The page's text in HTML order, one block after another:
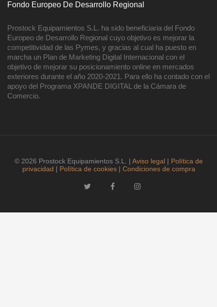
Fondo Europeo De Desarrollo Regional
Prostock Equipamientos S.L. ha sido beneficiaria del Fondo
Europeo de Desarrollo Regional cuyo objetivo es mejorar la
competitividad de las Pymes, y gracias al cual ha puesto en
marcha un Plan de Marketing Digital Internacional con el
objetivo de mejorar su posicionamiento online en mercados
exteriores durante el año 2020-2021. Para ello ha contado con el
apoyo del Programa XPANDE DIGITAL de la Cámara de
Comercio.
© 2026 Prostock Equipamientos S.L. | Aviso legal| Política de
privacidad | Política de cookies| Condiciones de compra